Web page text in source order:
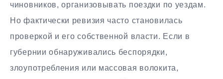
чиновников, организовывать поездки по уездам.
Но фактически ревизия часто становилась
проверкой и его собственной власти. Если в
губернии обнаруживались беспорядки,
злоупотребления или массовая волокита,